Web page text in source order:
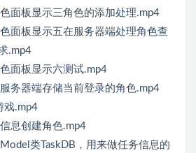
面板显示三角色的添加处理.mp4
面板显示五在服务器端处理角色查
.mp4
面板显示六测试.mp4
务器端存储当前登录的角色.mp4
戏.mp4
息创建角色.mp4
类TaskDB，用来做任务信息的